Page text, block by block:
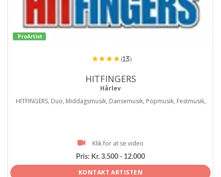
ProArtist
(13)
HITFINGERS
Hårlev
HITFINGERS, Duo, Middagsmusik, Dansemusik, Popmusik, Festmusik,
Klik for at se video
Pris: Kr. 3.500 - 12.000
KONTAKT ARTISTEN